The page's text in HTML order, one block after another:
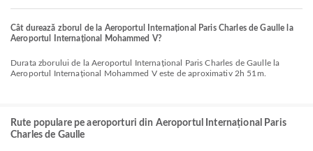
Cât durează zborul de la Aeroportul Internațional Paris Charles de Gaulle la
Aeroportul Internațional Mohammed V?
Durata zborului de la Aeroportul Internațional Paris Charles de Gaulle la
Aeroportul Internațional Mohammed V este de aproximativ 2h 51m.
Rute populare pe aeroporturi din Aeroportul Internațional Paris
Charles de Gaulle